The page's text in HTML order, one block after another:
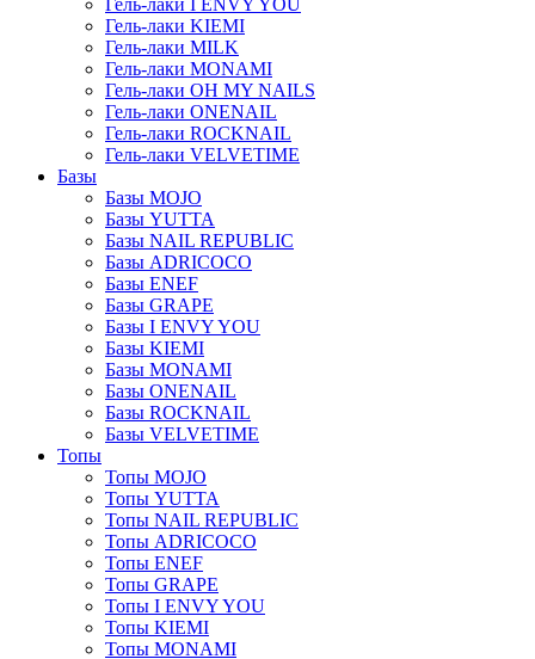
Гель-лаки I ENVY YOU
Гель-лаки KIEMI
Гель-лаки MILK
Гель-лаки MONAMI
Гель-лаки OH MY NAILS
Гель-лаки ONENAIL
Гель-лаки ROCKNAIL
Гель-лаки VELVETIME
Базы
Базы MOJO
Базы YUTTA
Базы NAIL REPUBLIC
Базы ADRICOCO
Базы ENEF
Базы GRAPE
Базы I ENVY YOU
Базы KIEMI
Базы MONAMI
Базы ONENAIL
Базы ROCKNAIL
Базы VELVETIME
Топы
Топы MOJO
Топы YUTTA
Топы NAIL REPUBLIC
Топы ADRICOCO
Топы ENEF
Топы GRAPE
Топы I ENVY YOU
Топы KIEMI
Топы MONAMI